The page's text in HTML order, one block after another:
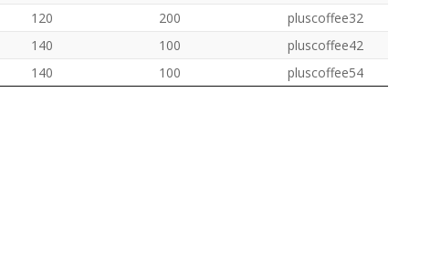
120 200
pluscoffee32
140 100
pluscoffee42
140 100 pluscoffee54